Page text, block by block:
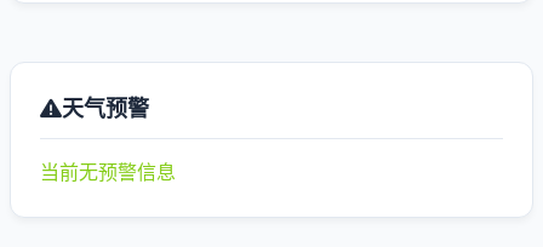
天气预警
当前无预警信息